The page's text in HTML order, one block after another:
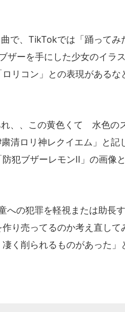
で、TikTokでは「踊ってみ
ザーを手にした少女のイラ
リコン」との表現があるな
、、この黄色くて 水色の
ロリ神レクイエム」と記
犯ブザーレモンII」の画像
への犯罪を軽視または助長
り売ってるのか考え直し
く削られるものがあった」